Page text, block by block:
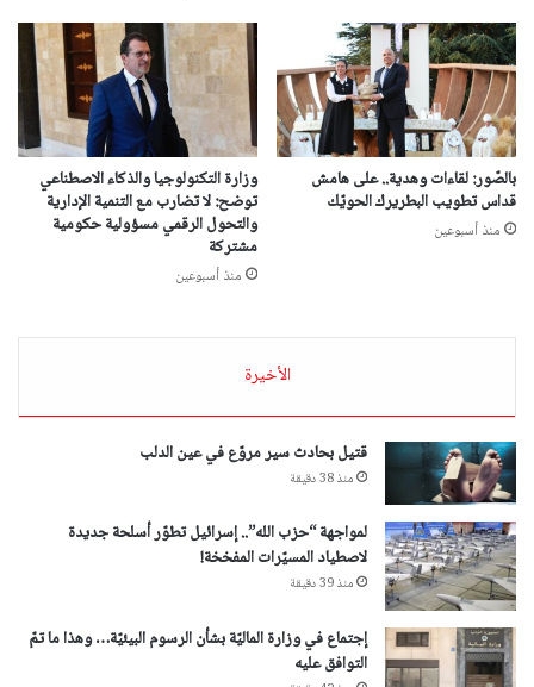
بالصّور: لقاءات وهدية.. على هامش
قداس تطويب البطريرك الحويّك
منذ أسبوعين
وزارة التكنولوجيا والذكاء الاصطناعي
توضح: لا تضارب مع التنمية الإدارية
والتحول الرقمي مسؤولية حكومية
مشتركة
منذ أسبوعين
الأخيرة
قتيل بحادث سير مروّع في عين الدلب
منذ 38 دقيقة
لمواجهة “حزب الله”.. إسرائيل تطوّر أسلحة جديدة
لاصطياد المسيّرات المفخخة!
منذ 39 دقيقة
إجتماع في وزارة الماليّة بشأن الرسوم البيئيّة… وهذا ما تمّ
التوافق عليه